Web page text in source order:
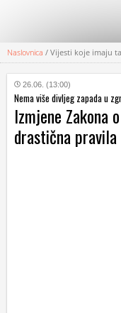
KATEGORIJE
HRVATSKI
WEB
Naslovnica / Vijesti koje imaju
26.06. (13:00)
Nema više divljeg zapada u
Izmjene Zakona
drastična